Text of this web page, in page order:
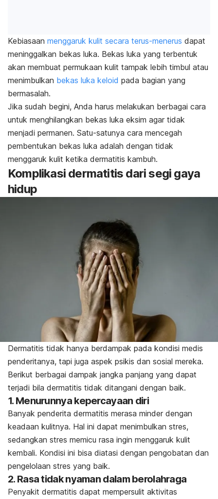
Kebiasaan menggaruk kulit secara terus-menerus dapat
meninggalkan bekas luka. Bekas luka yang terbentuk
akan membuat permukaan kulit tampak lebih timbul atau
menimbulkan bekas luka keloid pada bagian yang
bermasalah.
Jika sudah begini, Anda harus melakukan berbagai cara
untuk menghilangkan bekas luka eksim agar tidak
menjadi permanen. Satu-satunya cara mencegah
pembentukan bekas luka adalah dengan tidak
menggaruk kulit ketika dermatitis kambuh.
Komplikasi dermatitis dari segi gaya
hidup
Dermatitis tidak hanya berdampak pada kondisi medis
penderitanya, tapi juga aspek psikis dan sosial mereka.
Berikut berbagai dampak jangka panjang yang dapat
terjadi bila dermatitis tidak ditangani dengan baik.
1. Menurunnya kepercayaan diri
Banyak penderita dermatitis merasa minder dengan
keadaan kulitnya. Hal ini dapat menimbulkan stres,
sedangkan stres memicu rasa ingin menggaruk kulit
kembali. Kondisi ini bisa diatasi dengan pengobatan dan
pengelolaan stres yang baik.
2. Rasa tidak nyaman dalam berolahraga
Penyakit dermatitis dapat mempersulit aktivitas